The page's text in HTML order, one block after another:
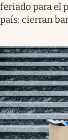
feriado para el
país: cierran